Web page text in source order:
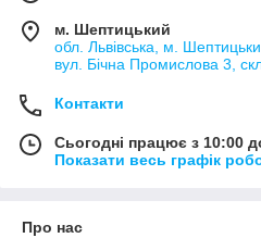
м. Шептицький
обл. Львівська, м.
вул. Бічна Промислова 3,
Контакти
Сьогодні працює з 10:00
Показати весь графік
Про нас